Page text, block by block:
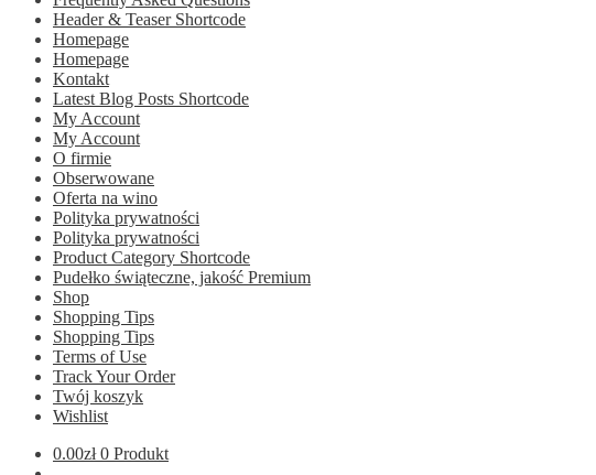
Header & Teaser Shortcode
Homepage
Homepage
Kontakt
Latest Blog Posts Shortcode
My Account
My Account
O firmie
Obserwowane
Oferta na wino
Polityka prywatności
Polityka prywatności
Product Category Shortcode
Pudełko świąteczne, jakość Premium
Shop
Shopping Tips
Shopping Tips
Terms of Use
Track Your Order
Twój koszyk
Wishlist
0.00zł 0 Produkt